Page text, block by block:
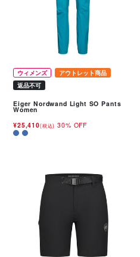
ウィメンズ
アウトレット商品
返品不可
Eiger Nordwand Light SO Pants
Women
¥25,410(税込) 30% OFF